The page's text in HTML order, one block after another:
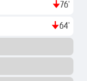
76'
64'